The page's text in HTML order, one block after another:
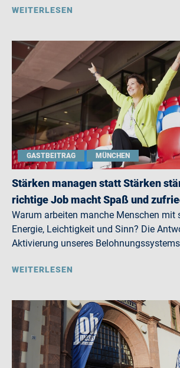
WEITERLESEN
GASTBEITRAG MÜNCHEN
Stärken managen statt Stärken
richtige Job macht Spaß und
Warum arbeiten manche Menschen mit
Energie, Leichtigkeit und Sinn? Die
Aktivierung unseres
WEITERLESEN